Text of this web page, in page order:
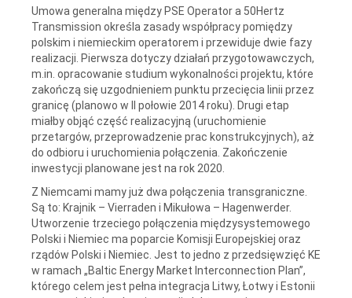
Umowa generalna między PSE Operator a 50Hertz
Transmission określa zasady współpracy pomiędzy
polskim i niemieckim operatorem i przewiduje dwie fazy
realizacji. Pierwsza dotyczy działań przygotowawczych,
m.in. opracowanie studium wykonalności projektu, które
zakończą się uzgodnieniem punktu przecięcia linii przez
granicę (planowo w II połowie 2014 roku). Drugi etap
miałby objąć część realizacyjną (uruchomienie
przetargów, przeprowadzenie prac konstrukcyjnych), aż
do odbioru i uruchomienia połączenia. Zakończenie
inwestycji planowane jest na rok 2020.
Z Niemcami mamy już dwa połączenia transgraniczne.
Są to: Krajnik – Vierraden i Mikułowa – Hagenwerder.
Utworzenie trzeciego połączenia międzysystemowego
Polski i Niemiec ma poparcie Komisji Europejskiej oraz
rządów Polski i Niemiec. Jest to jedno z przedsięwzięć KE
w ramach „Baltic Energy Market Interconnection Plan”,
którego celem jest pełna integracja Litwy, Łotwy i Estonii